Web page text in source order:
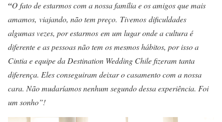
“O fato de estarmos com a nossa família e os amigos que mais
amamos, viajando, não tem preço. Tivemos dificuldades
algumas vezes, por estarmos em um lugar onde a cultura é
diferente e as pessoas não tem os mesmos hábitos, por isso a
Cintia e equipe da Destination Wedding Chile fizeram tanta
diferença. Eles conseguiram deixar o casamento com a nossa
cara. Não mudaríamos nenhum segundo dessa experiência. Foi
um sonho”!